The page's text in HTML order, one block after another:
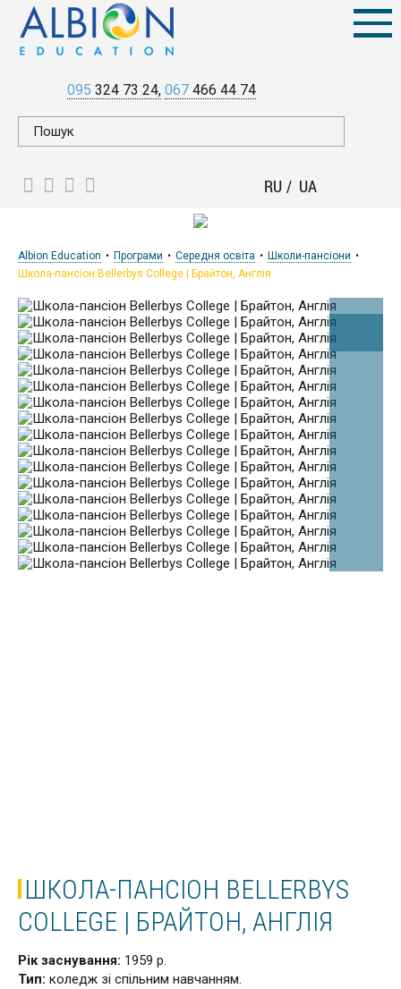
095 324 73 24 067 466 44 74
RU UA
Albion Education Програми Середня освіта
Школи-пансіони
Школа-пансіон Bellerbys College | Брайтон, Англія
ШКОЛА-ПАНСІОН BELLERBYS
COLLEGE | БРАЙТОН, АНГЛІЯ
Рік заснування: 1959 р.
Тип: коледж зі спільним навчанням.